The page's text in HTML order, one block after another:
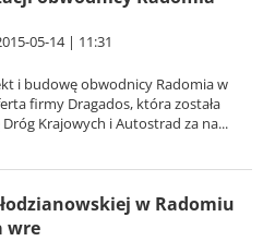
05-14 | 11:31
i budowę obwodnicy Radomia w
firmy Dragados, która została
Krajowych i Autostrad za na...
w Radomiu
wre